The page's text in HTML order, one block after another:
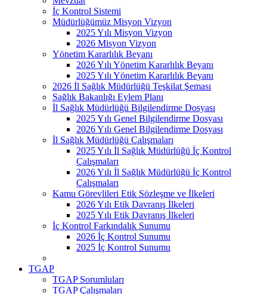
İç Kontrol Sistemi
Müdürlüğümüz Misyon Vizyon
2025 Yılı Misyon Vizyon
2026 Misyon Vizyon
Yönetim Kararlılık Beyanı
2026 Yılı Yönetim Kararlılık Beyanı
2025 Yılı Yönetim Kararlılık Beyanı
2026 İl Sağlık Müdürlüğü Teşkilat Şeması
Sağlık Bakanlığı Eylem Planı
İl Sağlık Müdürlüğü Bilgilendirme Dosyası
2025 Yılı Genel Bilgilendirme Dosyası
2026 Yılı Genel Bilgilendirme Dosyası
İl Sağlık Müdürlüğü Çalışmaları
2025 Yılı İl Sağlık Müdürlüğü İç Kontrol
Çalışmaları
2026 Yılı İl Sağlık Müdürlüğü İç Kontrol
Çalışmaları
Kamu Görevlileri Etik Sözleşme ve İlkeleri
2026 Yılı Etik Davranış İlkeleri
2025 Yılı Etik Davranış İlkeleri
İç Kontrol Farkındalık Sunumu
2026 İç Kontrol Sunumu
2025 İç Kontrol Sunumu
TGAP
TGAP Sorumluları
TGAP Çalışmaları